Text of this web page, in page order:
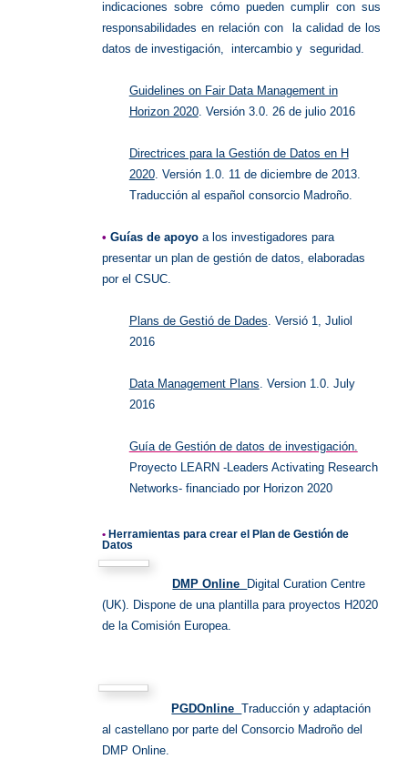
indicaciones sobre cómo pueden cumplir con sus
responsabilidades en relación con la calidad de los
datos de investigación, intercambio y seguridad.
Guidelines on Fair Data Management in
Horizon 2020. Versión 3.0. 26 de julio 2016
Directrices para la Gestión de Datos en H
2020. Versión 1.0. 11 de diciembre de 2013.
Traducción al español consorcio Madroño.
• Guías de apoyoa los investigadores para
presentar un plan de gestión de datos, elaboradas
por el CSUC.
Plans de Gestió de Dades. Versió 1, Juliol
2016
Data Management Plans. Version 1.0. July
2016
Guía de Gestión de datos de investigación.
Proyecto LEARN -Leaders Activating Research
Networks- financiado por Horizon 2020
• Herramientas para crear el Plan de Gestión de
Datos
DMP Online
Digital Curation Centre
(UK). Dispone de una plantilla para proyectos H2020
de la Comisión Europea.
PGDOnlineTraducción y adaptación
al castellano por parte del Consorcio Madroño del
DMP Online.